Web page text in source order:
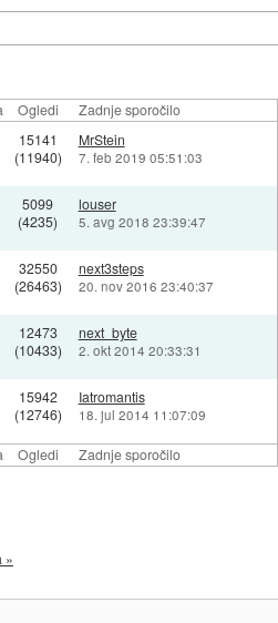
Ogledi Zadnje sporočilo
Ogledi Zadnje sporočilo
15141
(11940)
MrStein
7. feb 2019 05:51:03
5099
(4235)
louser
5. avg 2018 23:39:47
32550
(26463)
next3steps
20. nov 2016 23:40:37
12473
(10433)
next_byte
2. okt 2014 20:33:31
15942
(12746)
Iatromantis
18. jul 2014 11:07:09
»